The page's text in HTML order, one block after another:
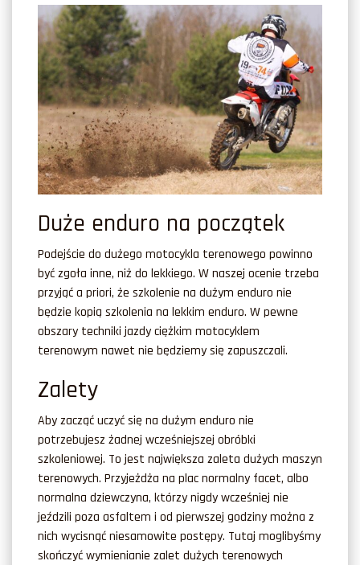
Duże enduro na początek
Podejście do dużego motocykla terenowego powinno
być zgoła inne, niż do lekkiego. W naszej ocenie trzeba
przyjąć a priori, że szkolenie na dużym enduro nie
będzie kopią szkolenia na lekkim enduro. W pewne
obszary techniki jazdy ciężkim motocyklem
terenowym nawet nie będziemy się zapuszczali.
Zalety
Aby zacząć uczyć się na dużym enduro nie
potrzebujesz żadnej wcześniejszej obróbki
szkoleniowej. To jest największa zaleta dużych maszyn
terenowych. Przyjeżdża na plac normalny facet, albo
normalna dziewczyna, którzy nigdy wcześniej nie
jeździli poza asfaltem i od pierwszej godziny można z
nich wycisnąć niesamowite postępy. Tutaj moglibyśmy
skończyć wymienianie zalet dużych terenowych